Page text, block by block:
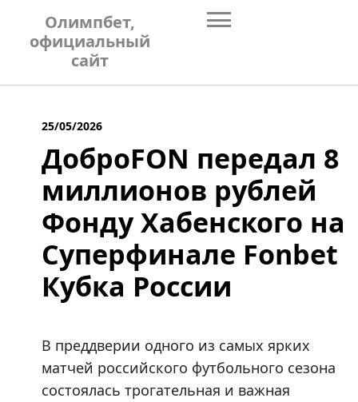
content
Олимпбет,
официальный
сайт
25/05/2026
ДоброFON передал 8
миллионов рублей
Фонду Хабенского на
Суперфинале Fonbet
Кубка России
В преддверии одного из самых ярких
матчей российского футбольного сезона
состоялась трогательная и важная